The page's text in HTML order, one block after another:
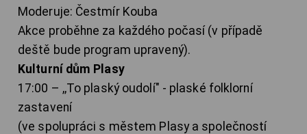
Moderuje: Čestmír Kouba
Akce proběhne za každého počasí (v případě
deště bude program upravený).
Kulturní dům Plasy
17:00 – ,,To plaský oudolí" - plaské folklorní
zastavení
(ve spolupráci s městem Plasy a společností